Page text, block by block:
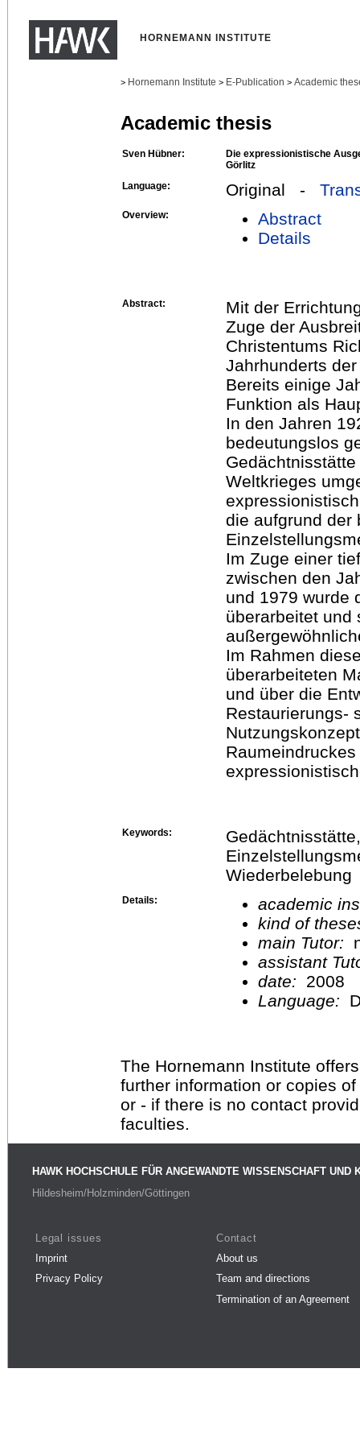
HORNEMANN INSTITUTE
> Hornemann Institute > E-Publication > Academic
Academic thesis
Sven Hübner:
Die expressionistische
Görlitz
Language:
Original -
Overview:
Abstract
Details
Abstract:
Mit der
Zuge der
Christentums
Jahrhunderts
Bereits einige
Funktion als
In den Jahren
bedeutungslos
Weltkrieges
die aufgrund der
Im Zuge einer
zwischen den
und 1979 wurde
überarbeitet und
Im Rahmen
überarbeiteten
und über die
Restaurierungs-
Keywords:
Wiederbelebung
Details:
academic
kind of
main Tutor:
assistant
date:
2008
Language:
The Hornemann Institute
further information or copies
or - if there is no contact
faculties.
HAWK HOCHSCHULE FÜR ANGEWANDTE WISSENSCHAFT UND
Hildesheim/Holzminden/Göttingen
Legal issues
Imprint
Privacy Policy
Contact
About us
Team and directions
Termination of an Agreement